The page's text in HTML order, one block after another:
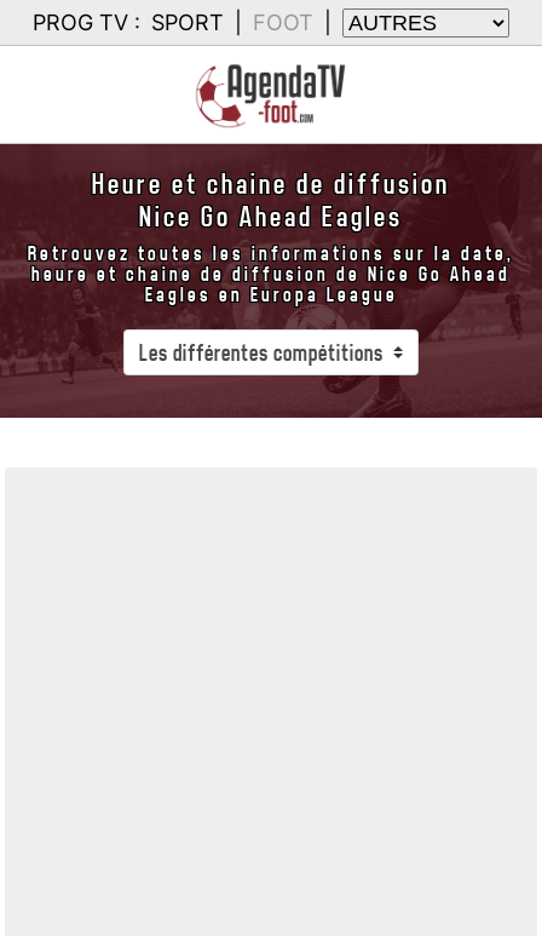
PROG TV : SPORT FOOT
Heure et chaine de diffusion
Nice Go Ahead Eagles
Retrouvez toutes les informations sur la date,
heure et chaine de diffusion de Nice Go Ahead
Eagles en Europa League